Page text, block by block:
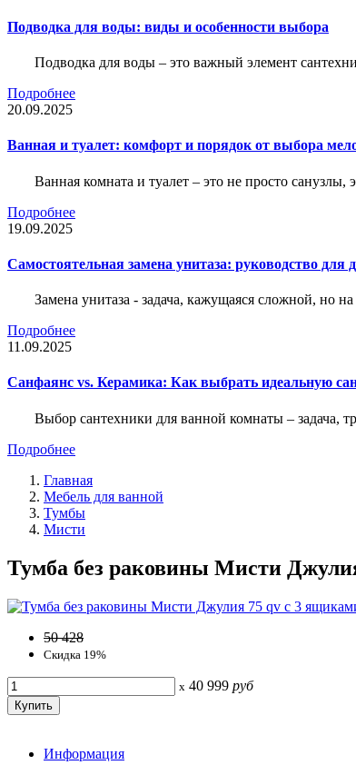
Подводка для воды: виды и особенности выбора
Подводка для воды – это важный элемент
Подробнее
20.09.2025
Ванная и туалет: комфорт и порядок от выбора
Ванная комната и туалет – это не просто
Подробнее
19.09.2025
Самостоятельная замена унитаза: руководство для
Замена унитаза - задача, кажущаяся сложной, но
Подробнее
11.09.2025
Санфаянс vs. Керамика: Как выбрать идеальную
Выбор сантехники для ванной комнаты – задача,
Подробнее
Главная
Мебель для ванной
Тумбы
Мисти
Тумба без раковины Мисти
50 428
Скидка 19%
x 40 999 руб
Информация